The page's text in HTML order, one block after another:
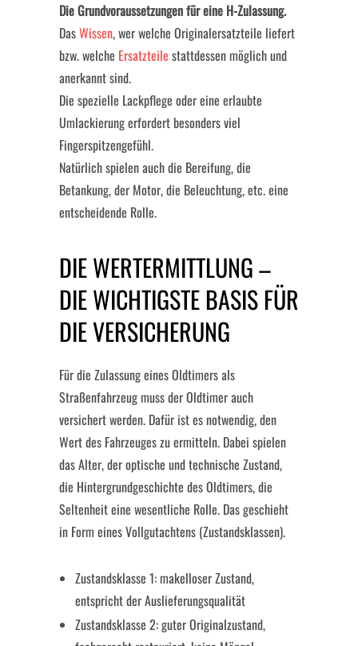
Die Grundvoraussetzungen für eine H-Zulassung.
DasWissen, wer welche Originalersatzteile liefert
bzw. welche Ersatzteile stattdessen möglich und
anerkannt sind.
Die spezielle Lackpflege oder eine erlaubte
Umlackierung erfordert besonders viel
Fingerspitzengefühl.
Natürlich spielen auch die Bereifung, die
Betankung, der Motor, die Beleuchtung, etc. eine
entscheidende Rolle.
DIE WERTERMITTLUNG –
DIE WICHTIGSTE BASIS FÜR
DIE VERSICHERUNG
Für die Zulassung eines Oldtimers als
Straßenfahrzeug muss der Oldtimer auch
versichert werden. Dafür ist es notwendig, den
Wert des Fahrzeuges zu ermitteln. Dabei spielen
das Alter, der optische und technische Zustand,
die Hintergrundgeschichte des Oldtimers, die
Seltenheit eine wesentliche Rolle. Das geschieht
in Form eines Vollgutachtens (Zustandsklassen).
Zustandsklasse 1: makelloser Zustand,
entspricht der Auslieferungsqualität
Zustandsklasse 2: guter Originalzustand,